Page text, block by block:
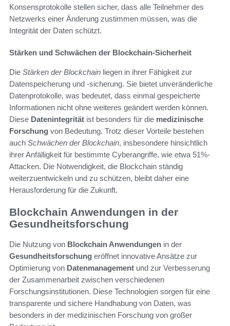
Konsensprotokolle stellen sicher, dass alle Teilnehmer des
Netzwerks einer Änderung zustimmen müssen, was die
Integrität der Daten schützt.
Stärken und Schwächen der Blockchain-Sicherheit
Die Stärken der Blockchain liegen in ihrer Fähigkeit zur
Datenspeicherung und -sicherung. Sie bietet unveränderliche
Datenprotokolle, was bedeutet, dass einmal gespeicherte
Informationen nicht ohne weiteres geändert werden können.
Diese Datenintegrität ist besonders für die medizinische
Forschung von Bedeutung. Trotz dieser Vorteile bestehen
auch Schwächen der Blockchain, insbesondere hinsichtlich
ihrer Anfälligkeit für bestimmte Cyberangriffe, wie etwa 51%-
Attacken. Die Notwendigkeit, die Blockchain ständig
weiterzuentwickeln und zu schützen, bleibt daher eine
Herausforderung für die Zukunft.
Blockchain Anwendungen in der
Gesundheitsforschung
Die Nutzung von Blockchain Anwendungen in der
Gesundheitsforschung eröffnet innovative Ansätze zur
Optimierung von Datenmanagement und zur Verbesserung
der Zusammenarbeit zwischen verschiedenen
Forschungsinstitutionen. Diese Technologien sorgen für eine
transparente und sichere Handhabung von Daten, was
besonders in der medizinischen Forschung von großer